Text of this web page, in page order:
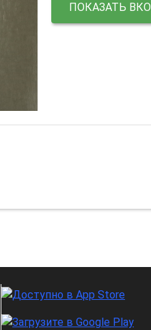
ПОКАЗАТЬ